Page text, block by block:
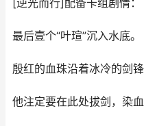
[逆光而行]配备卡组剧情：
最后壹个“叶瑄”沉入水底。
殷红的血珠沿着冰冷的剑
他注定要在此处拔剑，染